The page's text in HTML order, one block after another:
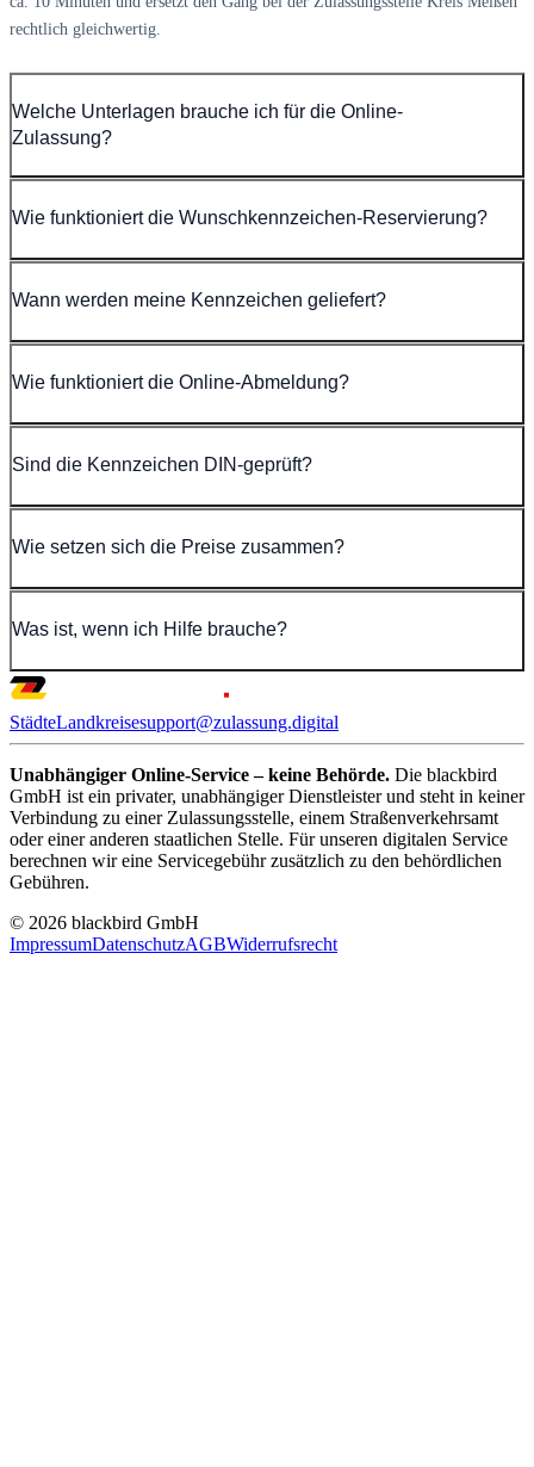
rechtlich gleichwertig.
Welche Unterlagen brauche ich für die Online-
Zulassung?
Wie funktioniert die Wunschkennzeichen-Reservierung?
Wann werden meine Kennzeichen geliefert?
Wie funktioniert die Online-Abmeldung?
Sind die Kennzeichen DIN-geprüft?
Wie setzen sich die Preise zusammen?
Was ist, wenn ich Hilfe brauche?
StädteLandkreisesupport@zulassung.digital
Unabhängiger Online-Service – keine Behörde. Die blackbird
GmbH ist ein privater, unabhängiger Dienstleister und steht in keiner
Verbindung zu einer Zulassungsstelle, einem Straßenverkehrsamt
oder einer anderen staatlichen Stelle. Für unseren digitalen Service
berechnen wir eine Servicegebühr zusätzlich zu den behördlichen
Gebühren.
© 2026 blackbird GmbH
ImpressumDatenschutzAGBWiderrufsrecht